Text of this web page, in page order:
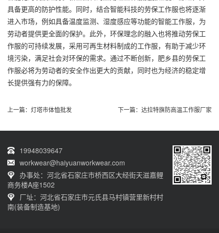
具备更高的防护性能。同时，结合智能科技的劳保工作服也将逐渐
进入市场，例如具备温度监测、湿度感应等功能的智能工作服，为
劳动者提供更全面的保护。此外，环保理念的融入也将推动劳保工
作服的可持续发展，采用可再生材料制成的工作服，有助于减少环
境污染，满足社会对环保的需求。通过不断创新，肥乡县的劳保工
作服必将为劳动者的安全作出更大的贡献，同时也为经济的稳定增
长提供强有力的保障。
上一篇： 灯塔市体恤批发 下一篇： 达拉特旗防高温工作服厂家
19948039647
workwear@haiyuanworkwear.com
办事处：河北省石家庄市桥西区大经街天滋嘉鲤
商务楼A座1502
厂址：河北省石家庄市元氏县马村镇营里新村村
南(装备制造基地)